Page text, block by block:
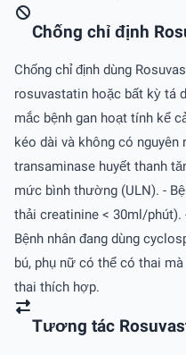
Chống chỉ định
Chống chỉ định dùng
rosuvastatin hoặc bất kỳ tá
mắc bệnh gan hoạt tính kể
kéo dài và không có nguyên
transaminase huyết thanh
mức bình thường (ULN). -
thải creatinine < 30ml/phút).
Bệnh nhân đang dùng
bú, phụ nữ có thể có thai
thai thích hợp.
Tương tác